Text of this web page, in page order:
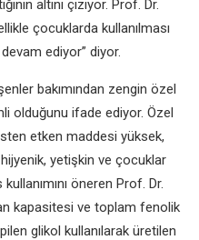
altını çiziyor. Prof. Dr.
çocuklarda kullanılması
ediyor” diyor.
bakımından zengin özel
olduğunu ifade ediyor. Özel
etken maddesi yüksek,
hijyenik, yetişkin ve çocuklar
öneren Prof. Dr.
kapasitesi ve toplam fenolik
glikol kullanılarak üretilen